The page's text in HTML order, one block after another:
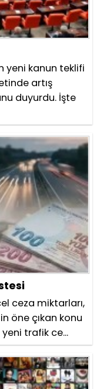
yeni kanun teklifi
artış
duyurdu. İşte
ceza miktarları,
öne çıkan konu
yeni trafik ce...